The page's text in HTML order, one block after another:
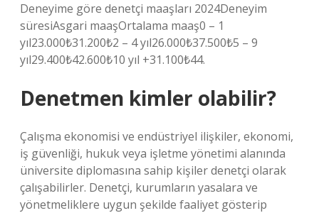
Deneyime göre denetçi maaşları 2024Deneyim
süresiAsgari maaşOrtalama maaş0 – 1
yıl23.000₺31.200₺2 – 4 yıl26.000₺37.500₺5 – 9
yıl29.400₺42.600₺10 yıl +31.100₺44.
Denetmen kimler olabilir?
Çalışma ekonomisi ve endüstriyel ilişkiler, ekonomi,
iş güvenliği, hukuk veya işletme yönetimi alanında
üniversite diplomasına sahip kişiler denetçi olarak
çalışabilirler. Denetçi, kurumların yasalara ve
yönetmeliklere uygun şekilde faaliyet gösterip